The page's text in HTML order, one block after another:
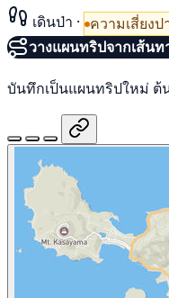
เดินป่า · ความเสี่ยงป
วางแผนทริปจากเส้นท
บันทึกเป็นแผนทริปใหม่ ต้